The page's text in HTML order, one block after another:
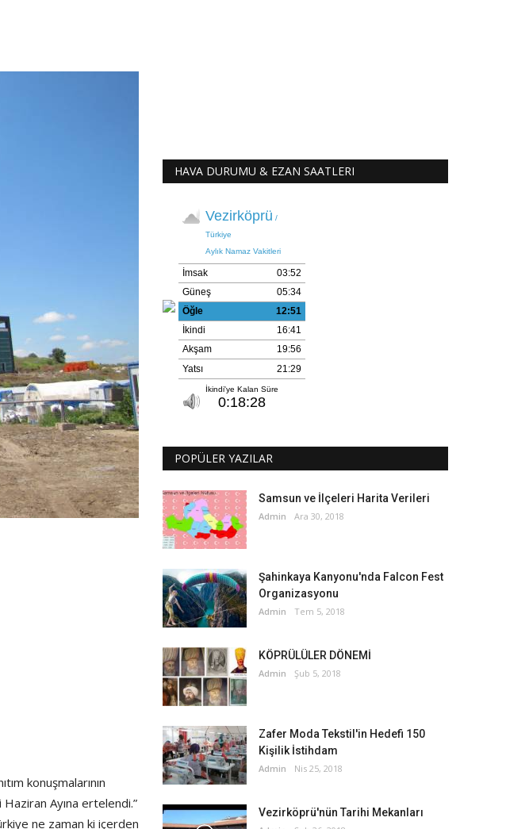
konuşmalarının
Haziran Ayına ertelendi.”
ne zaman ki içerden
HAVA DURUMU & EZAN SAATLERI
POPÜLER YAZILAR
Samsun ve İlçeleri Harita Verileri
Admin Ara 30, 2018
Şahinkaya Kanyonu'nda Falcon Fest
Organizasyonu
Admin Tem 5, 2018
KÖPRÜLÜLER DÖNEMİ
Admin Şub 5, 2018
Zafer Moda Tekstil'in Hedefi 150
Kişilik İstihdam
Admin Nis 25, 2018
Vezirköprü'nün Tarihi Mekanları